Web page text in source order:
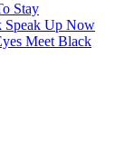
Stay
Speak Up Now
Meet Black